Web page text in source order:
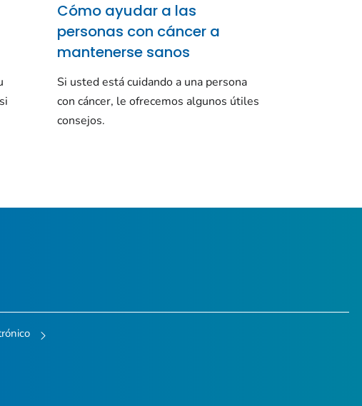
Cómo ayudar a las
personas con cáncer a
mantenerse sanos
Si usted está cuidando a una persona
con cáncer, le ofrecemos algunos útiles
consejos.